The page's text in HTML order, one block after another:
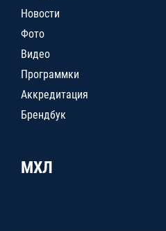
Новости
Фото
Видео
Программки
Аккредитация
Брендбук
МХЛ